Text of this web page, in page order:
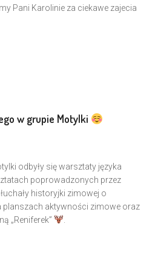
Pani Karolinie za ciekawe zajecia
w grupie Motylki
odbyły się warsztaty języka
poprowadzonych przez
historyjki zimowej o
planszach aktywności zimowe oraz
„Reniferek”